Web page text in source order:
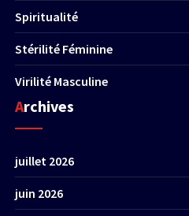
Spiritualité
Stérilité Féminine
Virilité Masculine
Archives
juillet 2026
juin 2026